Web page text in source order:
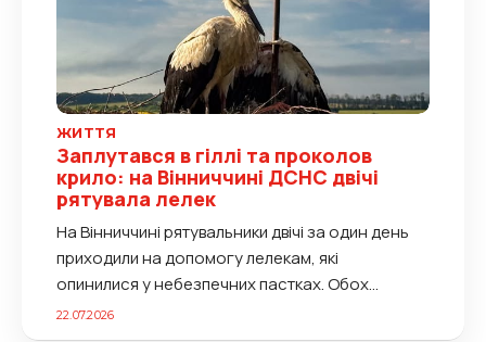
ЖИТТЯ
Заплутався в гіллі та проколов
крило: на Вінниччині ДСНС двічі
рятувала лелек
На Вінниччині рятувальники двічі за один день
приходили на допомогу лелекам, які
опинилися у небезпечних пастках. Обох
птахів вдалося врятувати, а одного з них...
22.07.2026